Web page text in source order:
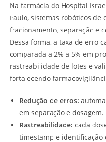
Na farmácia do Hospital
Paulo, sistemas robóticos de
fracionamento, separação e
Dessa forma, a taxa de erro
comparada a 2% a 5% em
rastreabilidade de lotes e
fortalecendo
Redução de erros:
em separação e dosagem.
Rastreabilidade: cada
timestamp e identificação